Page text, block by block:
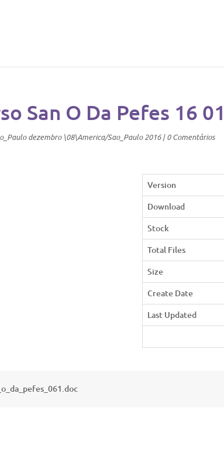
San O Da Pefes 16
dezembro \08\America/Sao_Paulo 2016|0 Comentários
Version
Download
Stock
Total Files
Size
Create Date
Last Updated